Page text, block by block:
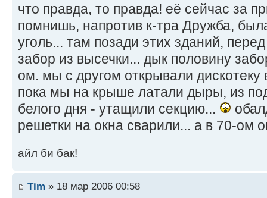
что правда, то правда! её сейчас за
помнишь, напротив к-тра Дружба,
уголь... там позади этих зданий,
забор из высечки... дык половину
ом. мы с другом открывали дискотеку
пока мы на крыше латали дыры, из
белого дня - утащили секцию...
решетки на окна сварили... а в 70-ом
айл би бак!
Tim » 18 мар 2006 00:58